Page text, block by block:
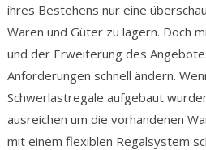
ihres Bestehens nur eine
Waren und Güter zu lagern. Doch
und der Erweiterung des
Anforderungen schnell ändern.
Schwerlastregale aufgebaut
ausreichen um die vorhandenen
mit einem flexiblen Regalsystem